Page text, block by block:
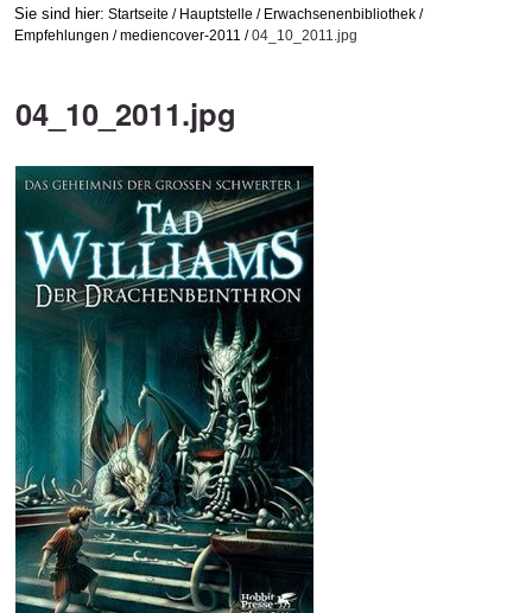
Sie sind hier: Startseite / Hauptstelle / Erwachsenenbibliothek /
Empfehlungen /mediencover-2011 /04_10_2011.jpg
04_10_2011.jpg